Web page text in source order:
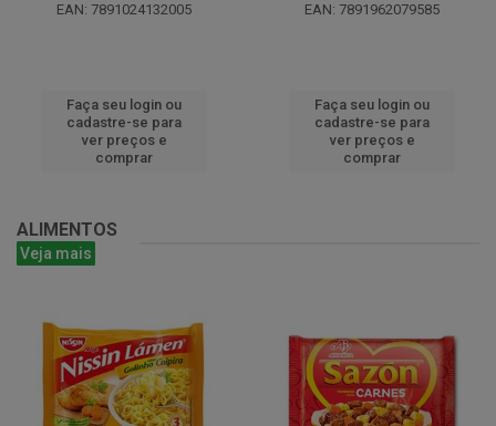
EAN: 7891024132005
Faça seu login ou
cadastre-se para
ver preços e
comprar
EAN: 7891962079585
Faça seu login ou
cadastre-se para
ver preços e
comprar
ALIMENTOS
Veja mais